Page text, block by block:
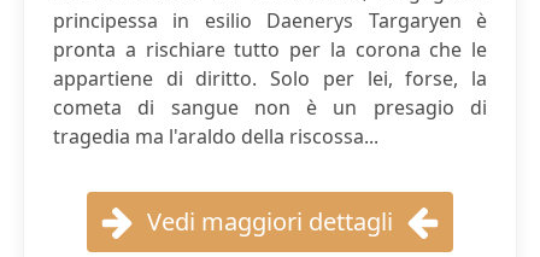
principessa in esilio Daenerys Targaryen è
pronta a rischiare tutto per la corona che le
appartiene di diritto. Solo per lei, forse, la
cometa di sangue non è un presagio di
tragedia ma l'araldo della riscossa...
Vedi maggiori dettagli